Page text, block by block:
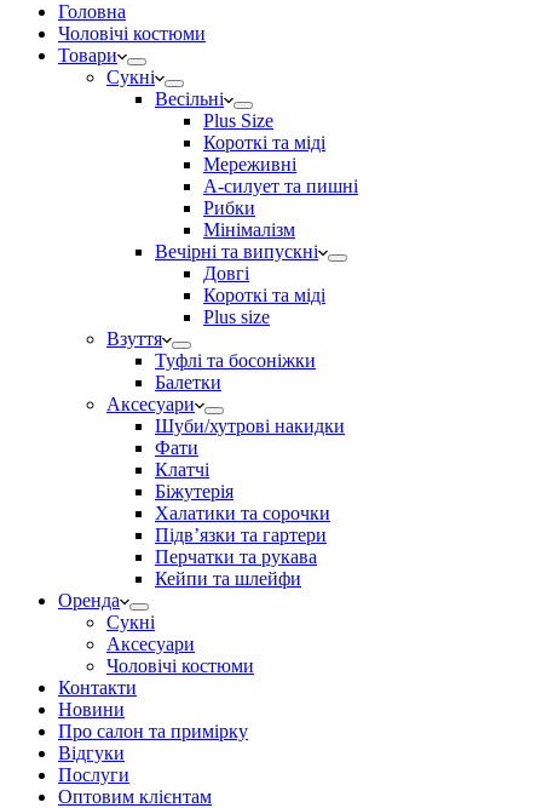
Головна
Чоловічі костюми
Товари
Сукні
Весільні
Plus Size
Короткі та міді
Мереживні
А-силует та пишні
Рибки
Мінімалізм
Вечірні та випускні
Довгі
Короткі та міді
Plus size
Взуття
Туфлі та босоніжки
Балетки
Аксесуари
Шуби/хутрові накидки
Фати
Клатчі
Біжутерія
Халатики та сорочки
Підвʼязки та гартери
Перчатки та рукава
Кейпи та шлейфи
Оренда
Сукні
Аксесуари
Чоловічі костюми
Контакти
Новини
Про салон та примірку
Відгуки
Послуги
Оптовим клієнтам